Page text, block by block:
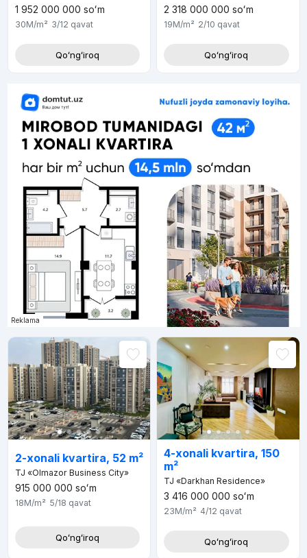
1 952 000 000 soʻm
30M/m² 3/12 qavat
Qoʻngʻiroq
2 318 000 000 soʻm
19M/m² 2/10 qavat
Qoʻngʻiroq
Reklama
2-xonali kvartira, 52 m²
TJ «Olmazor Business City»
915 000 000 soʻm
18M/m² 5/18 qavat
Qoʻngʻiroq
4-xonali kvartira, 150
m²
TJ «Darkhan Residence»
3 416 000 000 soʻm
23M/m² 4/12 qavat
Qoʻngʻiroq